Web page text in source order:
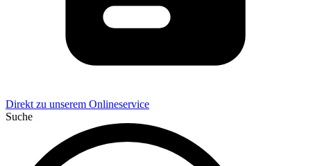
Direkt zu unserem Onlineservice
Suche